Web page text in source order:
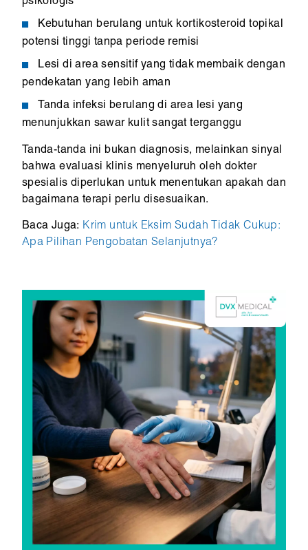
Kebutuhan berulang untuk kortikosteroid topikal
potensi tinggi tanpa periode remisi
Lesi di area sensitif yang tidak membaik dengan
pendekatan yang lebih aman
Tanda infeksi berulang di area lesi yang
menunjukkan sawar kulit sangat terganggu
Tanda-tanda ini bukan diagnosis, melainkan sinyal
bahwa evaluasi klinis menyeluruh oleh dokter
spesialis diperlukan untuk menentukan apakah dan
bagaimana terapi perlu disesuaikan.
Baca Juga: Krim untuk Eksim Sudah Tidak Cukup:
Apa Pilihan Pengobatan Selanjutnya?